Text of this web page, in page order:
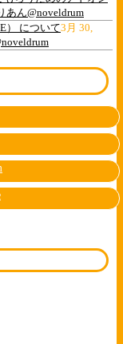
あん@noveldrum
） について3月 30,